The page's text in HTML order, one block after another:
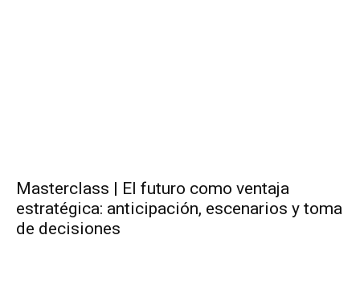
Masterclass | El futuro como ventaja
estratégica: anticipación, escenarios y toma
de decisiones